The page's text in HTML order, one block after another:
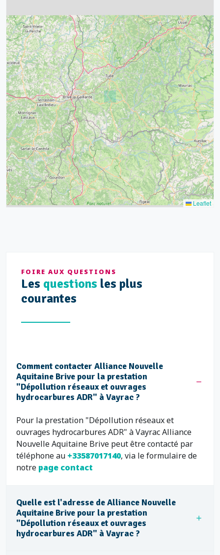
4
15
21
14
32
39
52 68
43
Leaflet
FOIRE AUX QUESTIONS
Les questions les plus
courantes
Comment contacter Alliance Nouvelle
Aquitaine Brive pour la prestation
"Dépollution réseaux et ouvrages
hydrocarbures ADR" à Vayrac ?
Pour la prestation "Dépollution réseaux et
ouvrages hydrocarbures ADR" à Vayrac Alliance
Nouvelle Aquitaine Brive peut être contacté par
téléphone au +33587017140, via le formulaire de
notre page contact
Quelle est l'adresse de Alliance Nouvelle
Aquitaine Brive pour la prestation
"Dépollution réseaux et ouvrages
hydrocarbures ADR" à Vayrac ?